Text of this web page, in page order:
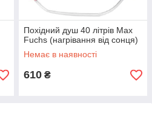
Похідний душ 40 літрів Max
Fuchs (нагрівання від сонця)
Немає в наявності
610 ₴